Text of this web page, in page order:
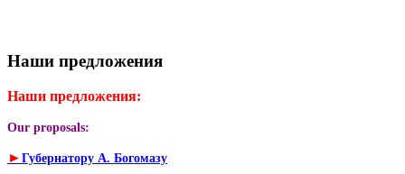
Наши предложения
Наши предложения:
Our proposals:
► Губернатору А. Богомазу